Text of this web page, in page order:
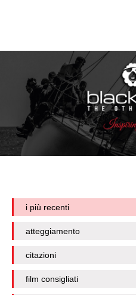
i più recenti
atteggiamento
citazioni
film consigliati